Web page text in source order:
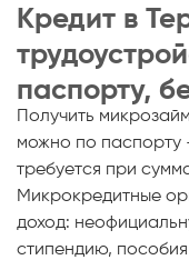
Кредит под залог
Кредит под
Кредит под залог
Кредит онлайн
Кредит для
Кредит для
Жизненный цикл
Полезные статьи
Кредитный
Кредит в
паспорту,
Получить
можно по паспорту
требуется при
Микрокредитные
доход:
стипендию,